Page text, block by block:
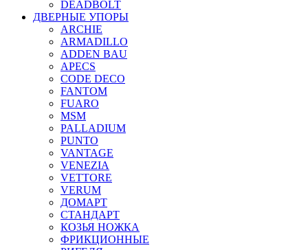
DEADBOLT
ДВЕРНЫЕ УПОРЫ
ARCHIE
ARMADILLO
ADDEN BAU
APECS
CODE DECO
FANTOM
FUARO
MSM
PALLADIUM
PUNTO
VANTAGE
VENEZIA
VETTORE
VERUM
ДОМАРТ
СТАНДАРТ
КОЗЬЯ НОЖКА
ФРИКЦИОННЫЕ